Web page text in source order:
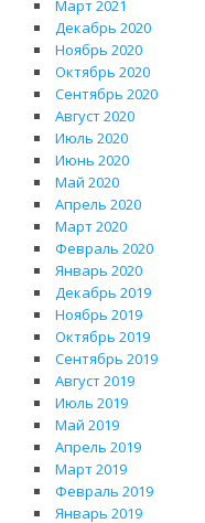
Март 2021
Декабрь 2020
Ноябрь 2020
Октябрь 2020
Сентябрь 2020
Август 2020
Июль 2020
Июнь 2020
Май 2020
Апрель 2020
Март 2020
Февраль 2020
Январь 2020
Декабрь 2019
Ноябрь 2019
Октябрь 2019
Сентябрь 2019
Август 2019
Июль 2019
Май 2019
Апрель 2019
Март 2019
Февраль 2019
Январь 2019